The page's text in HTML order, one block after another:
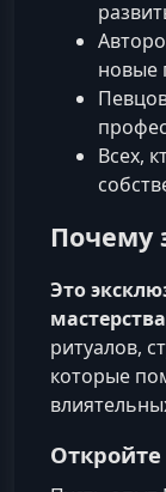
новые
Всех,
Почему
Это
ритуалов,
которые
Откройте